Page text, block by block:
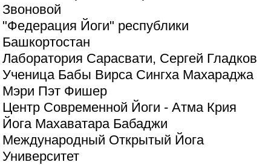
Звоновой
"Федерация Йоги" республики
Башкортостан
Лаборатория Сарасвати, Сергей Гладков
Ученица Бабы Вирса Сингха Махараджа
Мэри Пэт Фишер
Центр Современной Йоги - Атма Крия
Йога Махаватара Бабаджи
Международный Открытый Йога
Университет